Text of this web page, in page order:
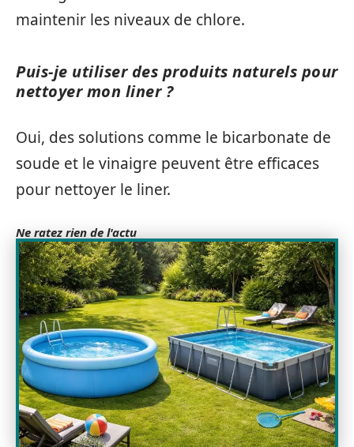
maintenir les niveaux de chlore.
Puis-je utiliser des produits naturels pour
nettoyer mon liner ?
Oui, des solutions comme le bicarbonate de
soude et le vinaigre peuvent être efficaces
pour nettoyer le liner.
Ne ratez rien de l'actu